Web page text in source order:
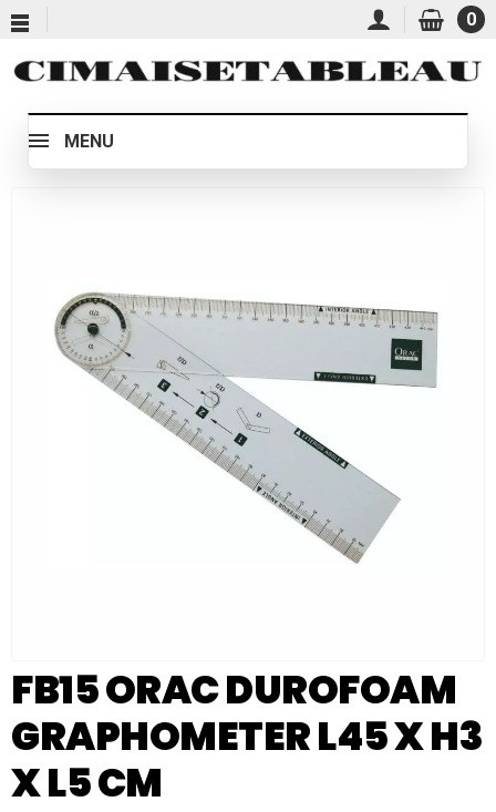
0
MENU
FB15 ORAC DUROFOAM
GRAPHOMETER L45 X H3
X L5 CM